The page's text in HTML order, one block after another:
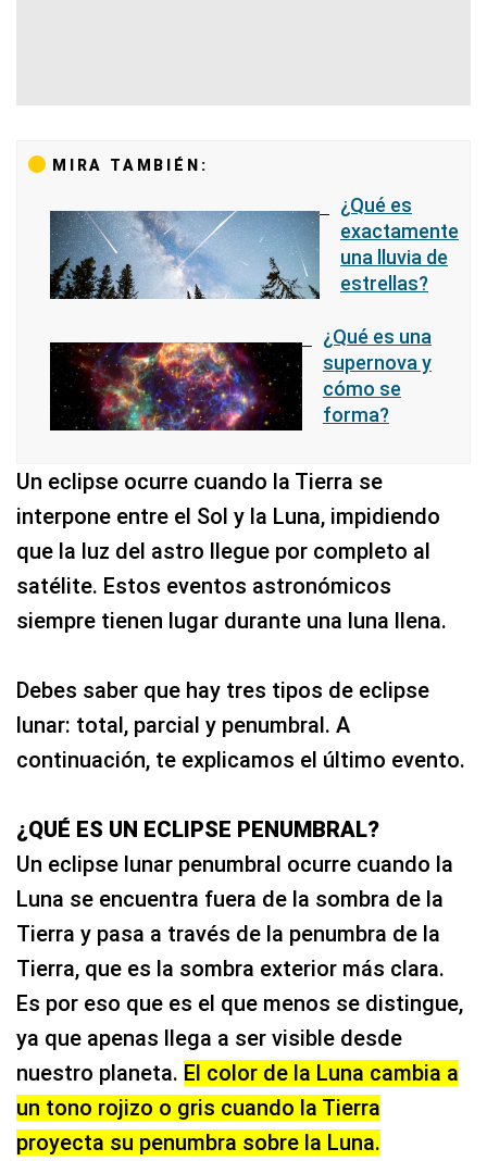
MIRA TAMBIÉN:
¿Qué es
exactamente
una lluvia de
estrellas?
¿Qué es una
supernova y
cómo se
forma?
Un eclipse ocurre cuando la Tierra se
interpone entre el Sol y la Luna, impidiendo
que la luz del astro llegue por completo al
satélite. Estos eventos astronómicos
siempre tienen lugar durante una luna llena.
Debes saber que hay tres tipos de eclipse
lunar: total, parcial y penumbral. A
continuación, te explicamos el último evento.
¿QUÉ ES UN ECLIPSE PENUMBRAL?
Un eclipse lunar penumbral ocurre cuando la
Luna se encuentra fuera de la sombra de la
Tierra y pasa a través de la penumbra de la
Tierra, que es la sombra exterior más clara.
Es por eso que es el que menos se distingue,
ya que apenas llega a ser visible desde
nuestro planeta. El color de la Luna cambia a
un tono rojizo o gris cuando la Tierra
proyecta su penumbra sobre la Luna.